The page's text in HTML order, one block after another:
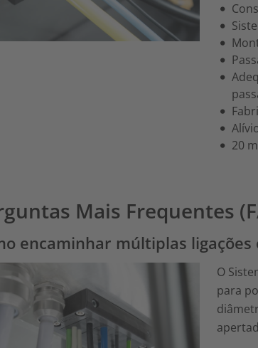
20
Mais Frequentes
encaminhar múltiplas ligações
O
para